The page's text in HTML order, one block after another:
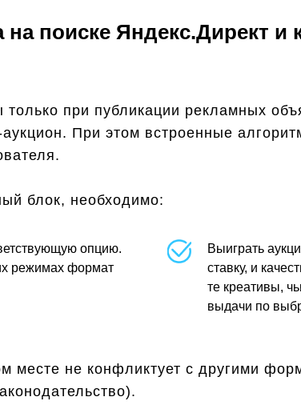
поиске Яндекс.Директ и
только при публикации рекламных
При этом встроенные
блок, необходимо:
опцию.
режимах формат
Выиграть
ставку, и
те креативы,
выдачи по
месте не конфликтует с другими